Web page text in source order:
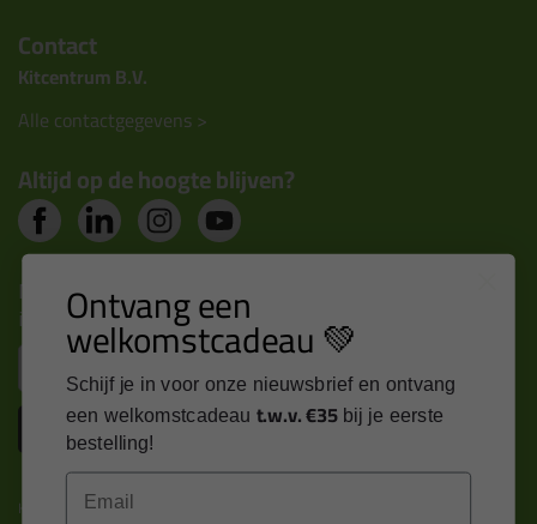
Contact
Kitcentrum B.V.
Alle contactgegevens >
Altijd op de hoogte blijven?
Nieuws, tips en exclusieve deals rechtstreeks in je
inbox
Inschrijven
Kitcentrum is trots op:
Ontvang een
welkomstcadeau 💚
Schijf je in voor onze nieuwsbrief en ontvang
een welkomstcadeau t.w.v. €35 bij je eerste
bestelling!
Email